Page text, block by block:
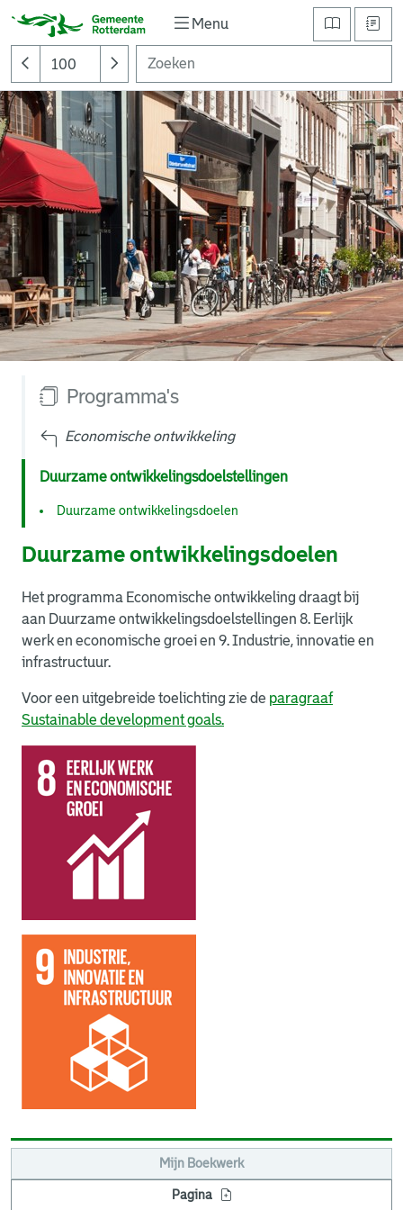
Menu
Programma's
Economische ontwikkeling
Duurzame ontwikkelingsdoelstellingen
Duurzame ontwikkelingsdoelen
Duurzame ontwikkelingsdoelen
Het programma Economische ontwikkeling draagt bij
aan Duurzame ontwikkelingsdoelstellingen 8. Eerlijk
werk en economische groei en 9. Industrie, innovatie en
infrastructuur.
Voor een uitgebreide toelichting zie de paragraaf
Sustainable development goals.
Mijn Boekwerk
Pagina